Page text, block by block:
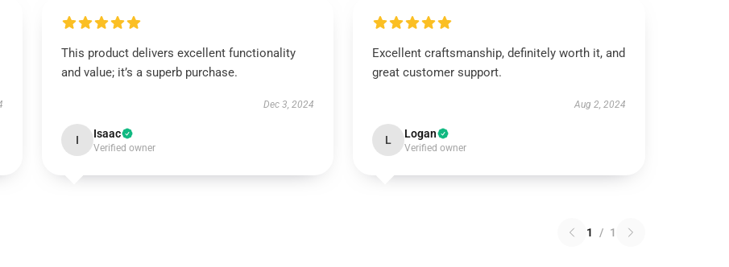
This product delivers excellent functionality
and value; it’s a superb purchase.
Dec 3, 2024
I Isaac
Verified owner
Excellent craftsmanship, definitely worth it, and
great customer support.
Aug 2, 2024
L Logan
Verified owner
1 / 1